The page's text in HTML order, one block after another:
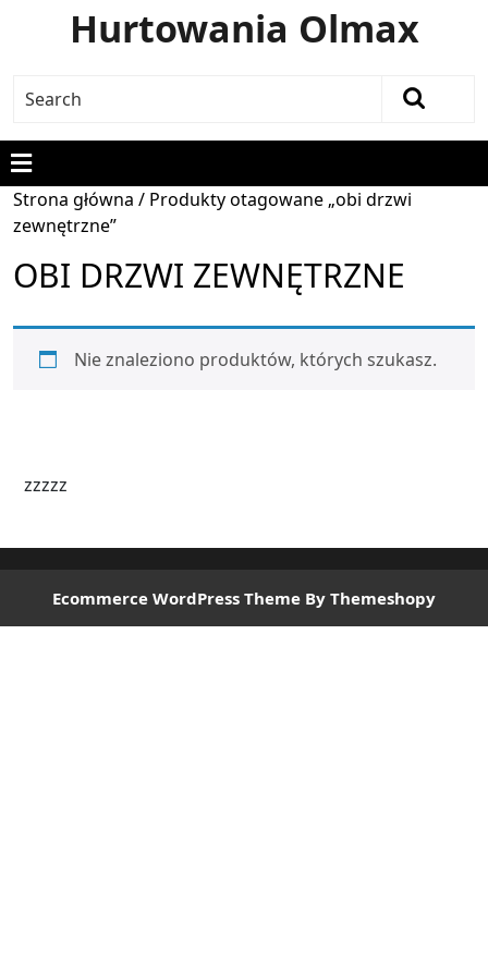
Hurtowania Olmax
Strona główna / Produkty otagowane „obi drzwi
zewnętrzne”
OBI DRZWI ZEWNĘTRZNE
Nie znaleziono produktów, których szukasz.
zzzzz
Ecommerce WordPress Theme By Themeshopy